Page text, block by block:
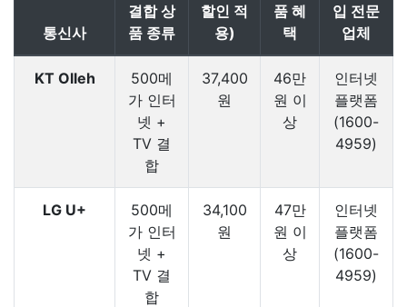
통신사
결합 상
품 종류
할인 적
용)
품 혜
택
입 전문
업체
KT Olleh
500메
가 인터
넷 +
TV 결
합
37,400
원
46만
원 이
상
인터넷
플랫폼
(1600-
4959)
LG U+
500메
가 인터
넷 +
TV 결
합
34,100
원
47만
원 이
상
인터넷
플랫폼
(1600-
4959)